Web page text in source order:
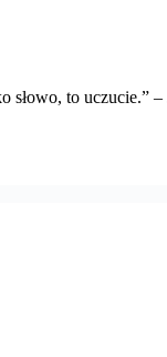
to uczucie.”